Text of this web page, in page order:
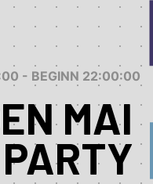
- BEGINN 22:00:00
MAI